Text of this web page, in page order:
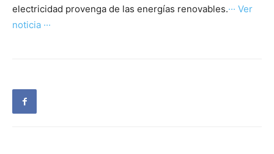
electricidad provenga de las energías renovables.··· Ver
noticia ···